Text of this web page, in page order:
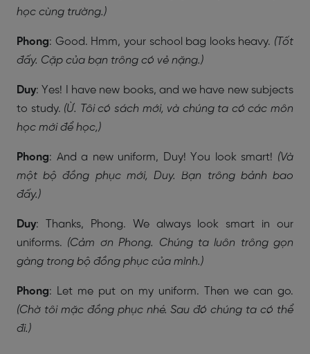
học cùng trường.)
Phong: Good. Hmm, your school bag looks heavy. (Tốt
đấy. Cặp của bạn trông có vẻ nặng.)
Duy: Yes! I have new books, and we have new subjects
to study. (Ừ. Tôi có sách mới, và chúng ta có các môn
học mới để học,)
Phong: And a new uniform, Duy! You look smart! (Và
một bộ đồng phục mới, Duy. Bạn trông bảnh bao
đấy.)
Duy: Thanks, Phong. We always look smart in our
uniforms. (Cảm ơn Phong. Chúng ta luôn trông gọn
gàng trong bộ đồng phục của mình.)
Phong: Let me put on my uniform. Then we can go.
(Chờ tôi mặc đồng phục nhé. Sau đó chúng ta có thể
đi.)